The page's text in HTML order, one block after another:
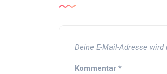
Deine E-Mail-Adresse
Kommentar *